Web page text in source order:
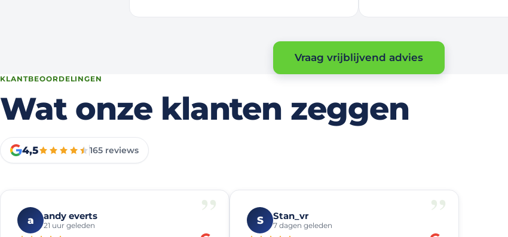
Vraag vrijblijvend advies
KLANTBEOORDELINGEN
Wat onze klanten zeggen
4,5 165 reviews
”
a andy everts
21 uur geleden ”
S Stan_vr
7 dagen geleden